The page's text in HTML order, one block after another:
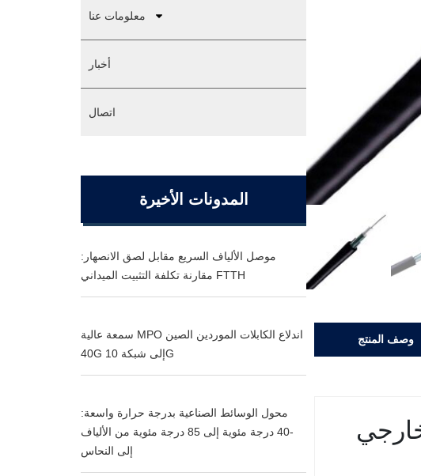
معلومات عنا
أخبار
اتصال
المدونات الأخيرة
موصل الألياف السريع مقابل لصق الانصهار:
مقارنة تكلفة التثبيت الميداني FTTH
سمعة عالية MPO اندلاع الكابلات الموردين الصين
40G إلى شبكة 10G
محول الوسائط الصناعية بدرجة حرارة واسعة:
-40 درجة مئوية إلى 85 درجة مئوية من الألياف
إلى النحاس
وصف المنتج